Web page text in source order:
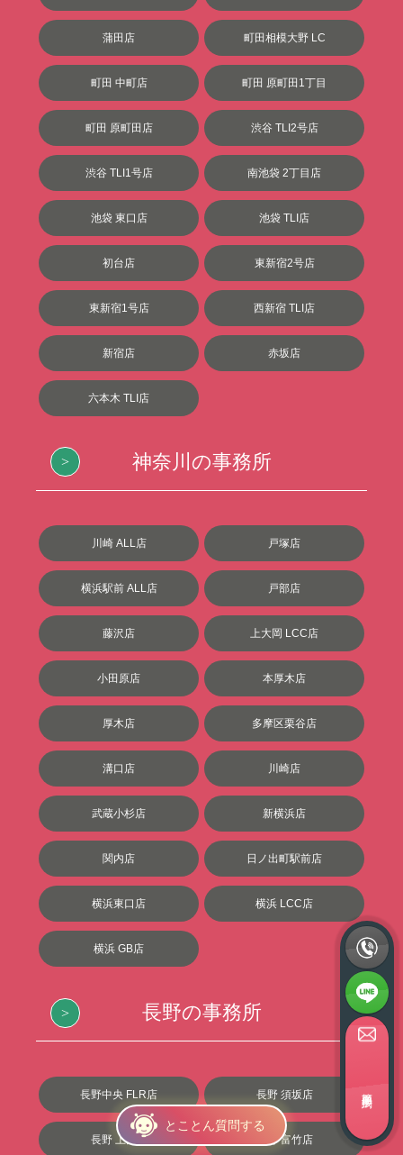
とことん質問する
蒲田店 町田相模大野 LC
町田 中町店 町田 原町田1丁目
町田 原町田店 渋谷 TLI2号店
渋谷 TLI1号店 南池袋 2丁目店
池袋 東口店 池袋 TLI店
初台店 東新宿2号店
東新宿1号店 西新宿 TLI店
新宿店 赤坂店
六本木 TLI店
神奈川の事務所
川崎 ALL店 戸塚店
横浜駅前 ALL店 戸部店
藤沢店 上大岡 LCC店
小田原店 本厚木店
厚木店 多摩区栗谷店
溝口店 川崎店
武蔵小杉店 新横浜店
関内店 日ノ出町駅前店
横浜東口店 横浜 LCC店
横浜 GB店
長野の事務所
長野中央 FLR店 長野 須坂店
長野 上田店 長野 富竹店